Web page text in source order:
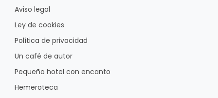
Aviso legal
Ley de cookies
Política de privacidad
Un café de autor
Pequeño hotel con encanto
Hemeroteca